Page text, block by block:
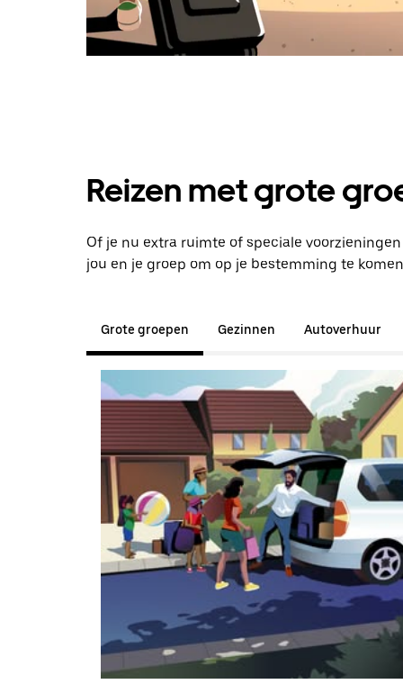
Reizen met grote
Of je nu extra ruimte of speciale
jou en je groep om op je bestemming te
Grote groepen Gezinnen Autoverhuur